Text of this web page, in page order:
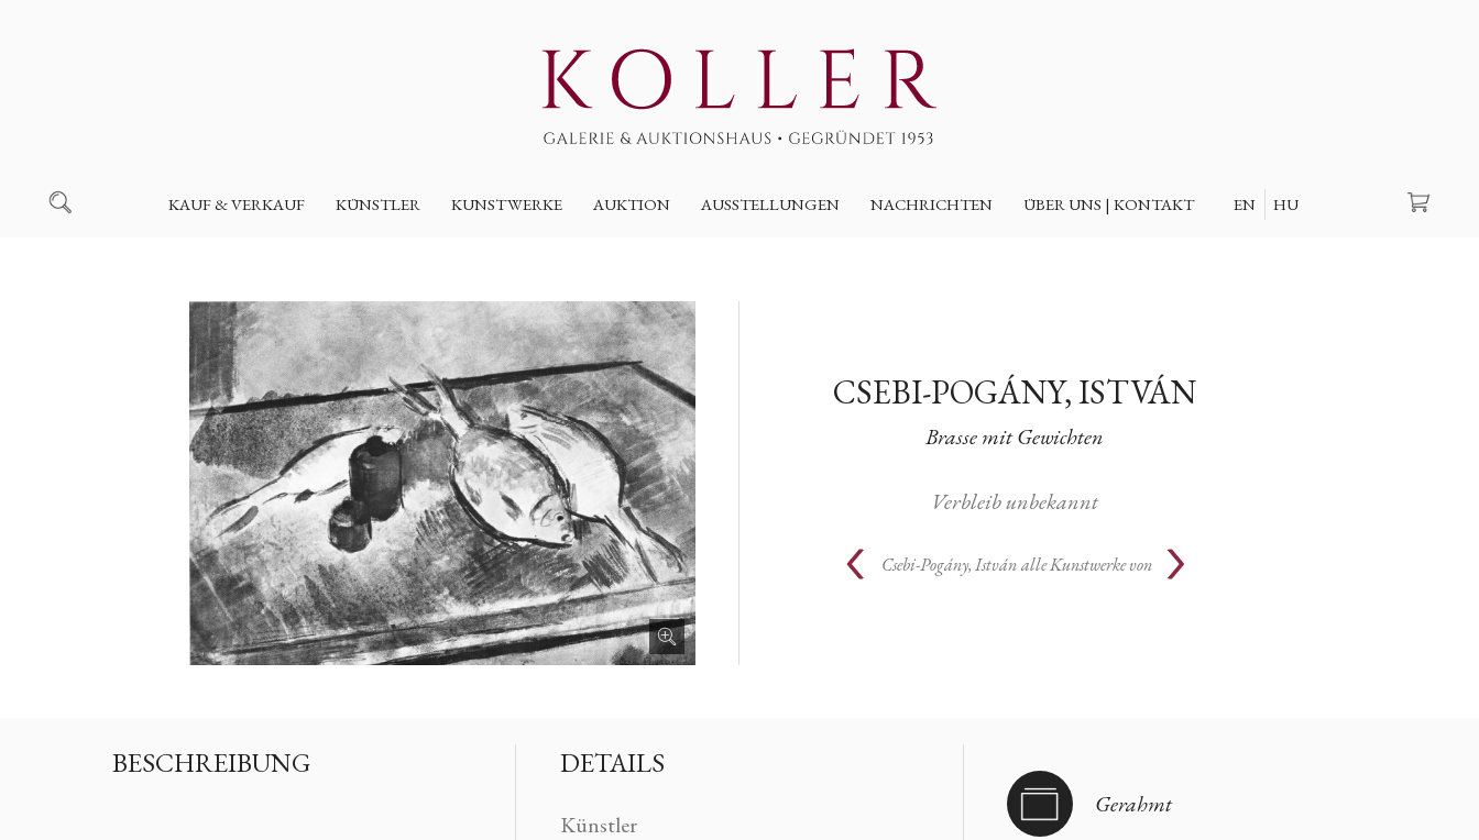
KAUF & VERKAUF KÜNSTLER KUNSTWERKE AUKTION AUSSTELLUNGEN NACHRICHTEN ÜBER UNS | KONTAKT EN HU
CSEBI-POGÁNY, ISTVÁN
Brasse mit Gewichten
Verbleib unbekannt
Csebi-Pogány, Istvánalle Kunstwerke von
BESCHREIBUNG DETAILS
Künstler
Gerahmt